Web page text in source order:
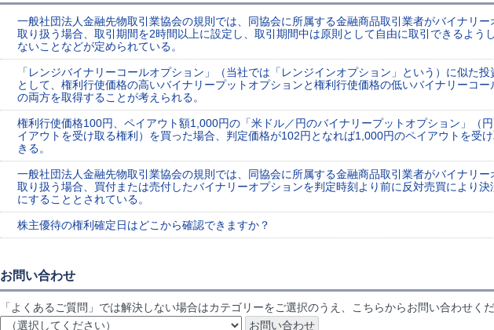
一般社団法人金融先物取引業協会の規則では、同協会に所属する金融商品取引業者がバイナリー
取り扱う場合、取引期間を2時間以上に設定し、取引期間中は原則として自由に取引できるよう
ないことなどが定められている。
「レンジバイナリーコールオプション」（当社では「レンジインオプション」という）に似た
として、権利行使価格の高いバイナリープットオプションと権利行使価格の低いバイナリーコー
の両方を取得することが考えられる。
権利行使価格100円、ペイアウト額1,000円の「米ドル／円のバイナリープットオプション」（
イアウトを受け取る権利）を買った場合、判定価格が102円となれば1,000円のペイアウトを受
きる。
一般社団法人金融先物取引業協会の規則では、同協会に所属する金融商品取引業者がバイナリー
取り扱う場合、買付または売付したバイナリーオプションを判定時刻より前に反対売買により決
にすることとされている。
株主優待の権利確定日はどこから確認できますか？
お問い合わせ
「よくあるご質問」では解決しない場合はカテゴリーをご選択のうえ、こちらからお問い合わせくだ